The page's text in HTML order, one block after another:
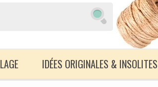
IDÉES ORIGINALES & INSOLITES